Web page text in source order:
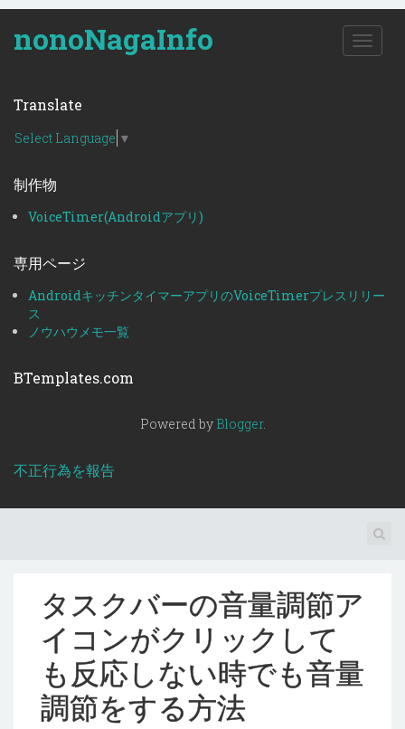
nonoNagaInfo
T
o
o
Translate
Select Language ▼
制作物
VoiceTimer(Androidアプリ)
専用ページ
AndroidキッチンタイマーアプリのVoiceTimerプレスリリー
ス
ノウハウメモ一覧
BTemplates.com
Powered by Blogger.
不正行為を報告
タスクバーの音量調節ア
イコンがクリックして
も反応しない時でも音量
調節をする方法